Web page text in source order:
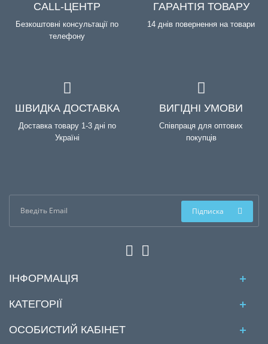
CALL-ЦЕНТР
Безкоштовні консультації по
телефону
ГАРАНТІЯ ТОВАРУ
14 днів повернення на товари
ШВИДКА ДОСТАВКА
Доставка товару 1-3 дні по
Україні
ВИГІДНІ УМОВИ
Співпраця для оптових
покупців
Підписка
ІНФОРМАЦІЯ
КАТЕГОРІЇ
ОСОБИСТИЙ КАБІНЕТ